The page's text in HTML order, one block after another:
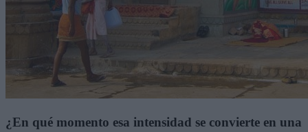
¿En qué momento esa intensidad se convierte en una